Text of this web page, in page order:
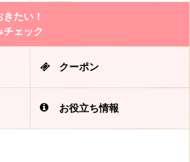
たい！
ェック
クーポン
お役立ち情報